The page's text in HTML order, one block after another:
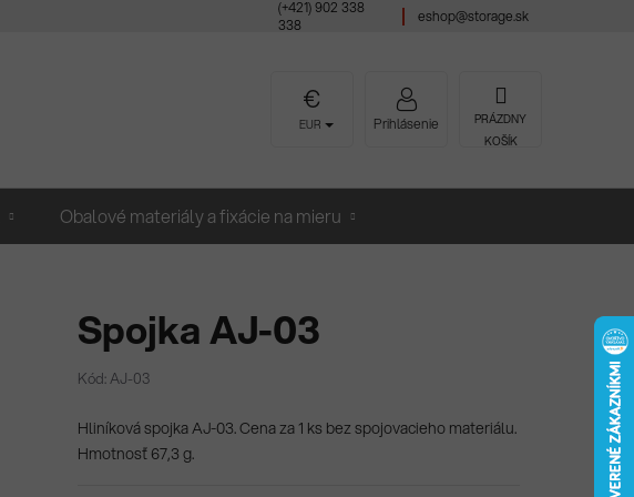
(+421) 902 338
338
eshop@storage.sk
EUR Prihlásenie NÁKUPNÝ
KOŠÍK
PRÁZDNY
KOŠÍK
Obalové materiály a fixácie na mieru
Spojka AJ-03
Kód: AJ-03
Hliníková spojka AJ-03. Cena za 1 ks bez spojovacieho materiálu.
Hmotnosť 67,3 g.